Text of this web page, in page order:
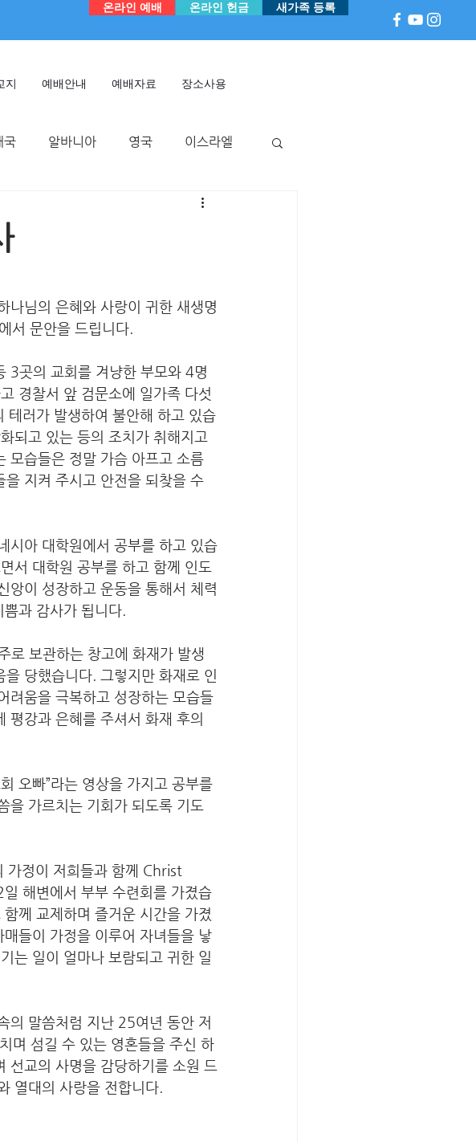
지 예배안내 예배자료 장소사용
온라인 헌금 새가족 등록
온라인 예배
국 알바니아 영국 이스라엘
나님의 은혜와 사랑이 귀한 새생명
서 문안을 드립니다.
3곳의 교회를 겨냥한 부모와 4명
경찰서 앞 검문소에 일가족 다섯
테러가 발생하여 불안해 하고 있습
되고 있는 등의 조치가 취해지고
모습들은 정말 가슴 아프고 소름
지켜 주시고 안전을 되찾을 수
시아 대학원에서 공부를 하고 있습
서 대학원 공부를 하고 함께 인도
앙이 성장하고 운동을 통해서 체력
과 감사가 됩니다.
로 보관하는 창고에 화재가 발생
당했습니다. 그렇지만 화재로 인
려움을 극복하고 성장하는 모습들
평강과 은혜를 주셔서 화재 후의
오빠”라는 영상을 가지고 공부를
을 가르치는 기회가 되도록 기도
가정이 저희들과 함께 Christ
해변에서 부부 수련회를 가졌습
께 교제하며 즐거운 시간을 가졌
들이 가정을 이루어 자녀들을 낳
는 일이 얼마나 보람되고 귀한 일
의 말씀처럼 지난 25여년 동안 저
며 섬길 수 있는 영혼들을 주신 하
선교의 사명을 감당하기를 소원 드
열대의 사랑을 전합니다.